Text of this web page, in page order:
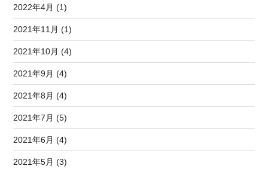
2022年4月 (1)
2021年11月 (1)
2021年10月 (4)
2021年9月 (4)
2021年8月 (4)
2021年7月 (5)
2021年6月 (4)
2021年5月 (3)